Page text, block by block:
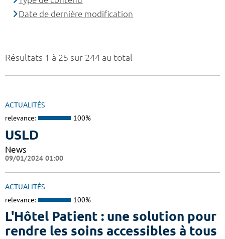
Résultats 1 à 25 sur 244 au total
ACTUALITÉS
relevance: 100%
USLD
News
09/01/2024 01:00
ACTUALITÉS
relevance: 100%
L'Hôtel Patient : une solution pour
rendre les soins accessibles à tous
Date de dernière modification